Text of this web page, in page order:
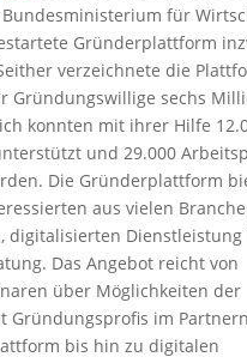
für
Gründerplattform
verzeichnete die
Gründungswillige sechs
konnten mit ihrer Hilfe
und 29.000
Die Gründerplattform
aus vielen
digitalisierten Dienstleistung
Das Angebot reicht von
über Möglichkeiten der
Gründungsprofis im
bis hin zu digitalen